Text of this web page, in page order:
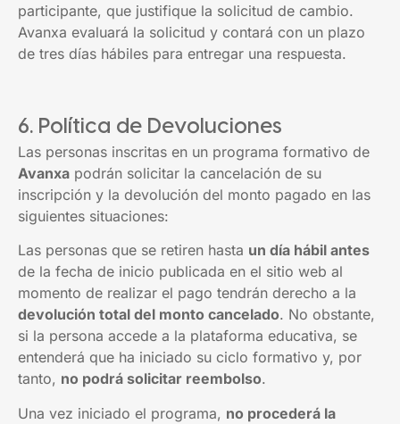
participante, que justifique la solicitud de cambio.
Avanxa evaluará la solicitud y contará con un plazo
de tres días hábiles para entregar una respuesta.
6. Política de Devoluciones
Las personas inscritas en un programa formativo de
Avanxa podrán solicitar la cancelación de su
inscripción y la devolución del monto pagado en las
siguientes situaciones:
Las personas que se retiren hasta un día hábil antes
de la fecha de inicio publicada en el sitio web al
momento de realizar el pago tendrán derecho a la
devolución total del monto cancelado. No obstante,
si la persona accede a la plataforma educativa, se
entenderá que ha iniciado su ciclo formativo y, por
tanto, no podrá solicitar reembolso.
Una vez iniciado el programa, no procederá la